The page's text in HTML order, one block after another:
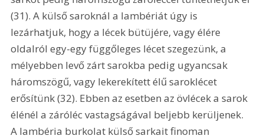
(31). A külső saroknál a lambériát úgy is
lezárhatjuk, hogy a lécek bütüjére, vagy élére
oldalról egy-egy függőleges lécet szegezünk, a
mélyebben levő zárt sarokba pedig ugyancsak
háromszögű, vagy lekerekített élű saroklécet
erősítünk (32). Ebben az esetben az övlécek a sarok
élénél a záróléc vastagságával beljebb kerüljenek.
A lambéria burkolat külső sarkait finoman